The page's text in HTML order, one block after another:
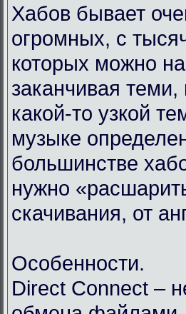
Хабов бывает
огромных, с
которых можно
заканчивая
какой-то узкой
музыке
большинстве
нужно
скачивания, от
Особенности.
Direct Connect –